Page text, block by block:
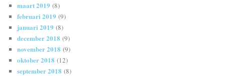
maart 2019 (8)
februari 2019 (9)
januari 2019 (8)
december 2018 (9)
november 2018 (9)
oktober 2018 (12)
september 2018 (8)